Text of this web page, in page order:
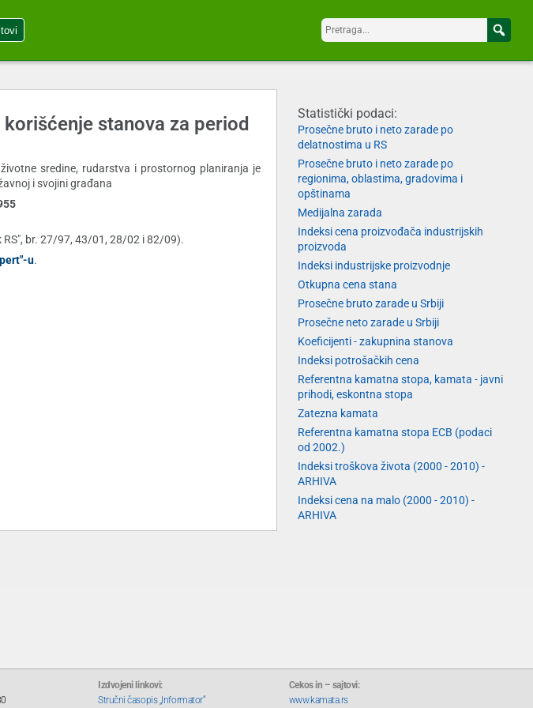
stanova za period
sredine, rudarstva i prostornog planiranja je
i svojini građana
RS", br. 27/97, 43/01, 28/02 i 82/09).
u.
Statistički podaci:
Prosečne bruto i neto zarade po
delatnostima u RS
Prosečne bruto i neto zarade po
regionima, oblastima, gradovima i
opštinama
Medijalna zarada
Indeksi cena proizvođača industrijskih
proizvoda
Indeksi industrijske proizvodnje
Otkupna cena stana
Prosečne bruto zarade u Srbiji
Prosečne neto zarade u Srbiji
Koeficijenti - zakupnina stanova
Indeksi potrošačkih cena
Referentna kamatna stopa, kamata - javni
prihodi, eskontna stopa
Zatezna kamata
Referentna kamatna stopa ECB (podaci
od 2002.)
Indeksi troškova života (2000 - 2010) -
ARHIVA
Indeksi cena na malo (2000 - 2010) -
ARHIVA
Izdvojeni linkovi:
Stručni časopis „Informator“
Cekos in – sajtovi:
www.kamata.rs